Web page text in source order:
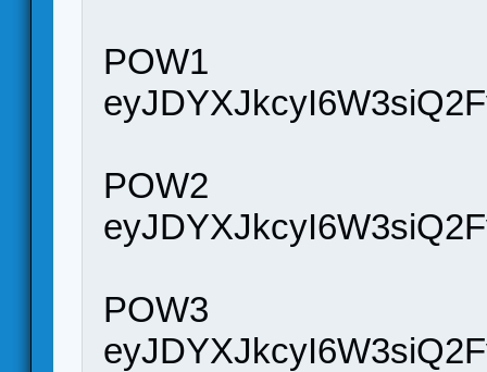
POW1
POW2
POW3